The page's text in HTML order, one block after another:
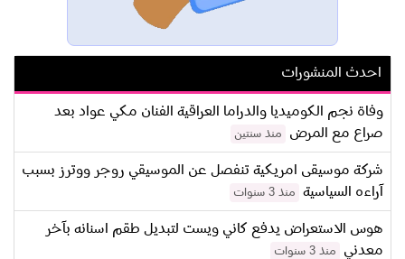
احدث المنشورات
وفاة نجم الكوميديا والدراما العراقية الفنان مكي عواد بعد
صراع مع المرض
منذ سنتين
شركة موسيقى امريكية تنفصل عن الموسيقي روجر ووترز بسبب
آراءه السياسية
منذ 3 سنوات
هوس الاستعراض يدفع كاني ويست لتبديل طقم اسنانه بآخر
معدني
منذ 3 سنوات